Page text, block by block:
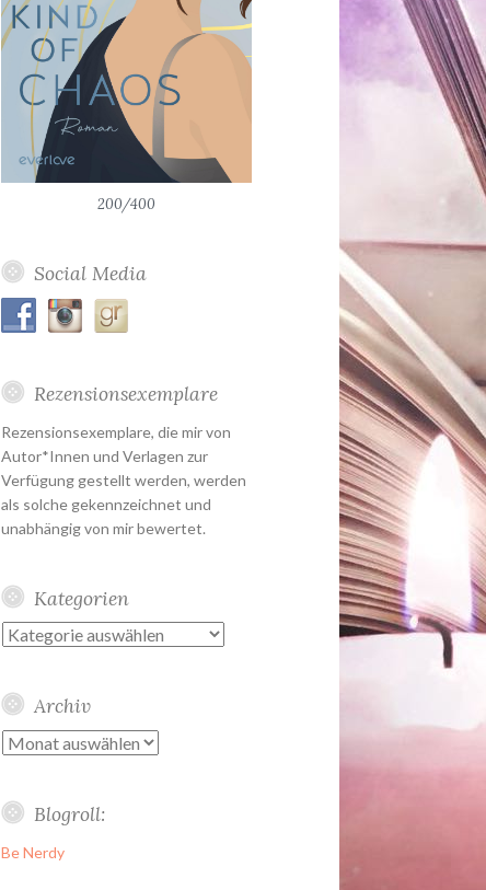
200/400
Social Media
Rezensionsexemplare
Rezensionsexemplare, die mir von
Autor*Innen und Verlagen zur
Verfügung gestellt werden, werden
als solche gekennzeichnet und
unabhängig von mir bewertet.
Kategorien
Kategorien
Archiv
Archiv
Blogroll:
Be Nerdy